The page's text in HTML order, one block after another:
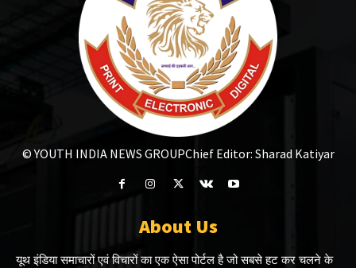
© YOUTH INDIA NEWS GROUPChief Editor: Sharad Katiyar
About Us
यूथ इंडिया समाचारों एवं विचारों का एक ऐसा पोर्टल है जो सबसे हट कर चलने के